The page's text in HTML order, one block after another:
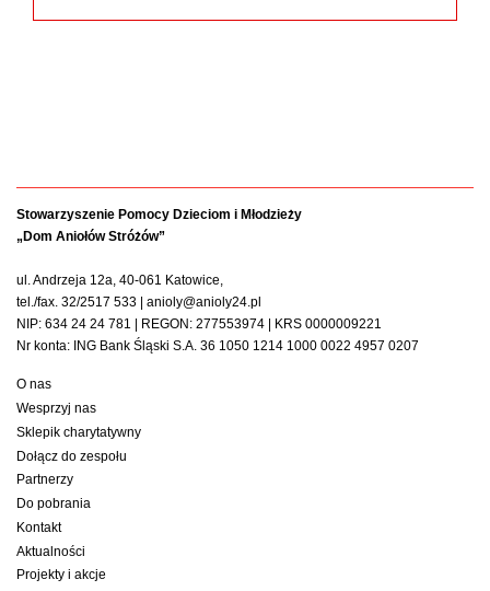
Stowarzyszenie Pomocy Dzieciom i Młodzieży
„Dom Aniołów Stróżów”
ul. Andrzeja 12a, 40-061 Katowice,
tel./fax. 32/2517 533 | anioly@anioly24.pl
NIP: 634 24 24 781 | REGON: 277553974 | KRS 0000009221
Nr konta: ING Bank Śląski S.A. 36 1050 1214 1000 0022 4957 0207
O nas
Wesprzyj nas
Sklepik charytatywny
Dołącz do zespołu
Partnerzy
Do pobrania
Kontakt
Aktualności
Projekty i akcje